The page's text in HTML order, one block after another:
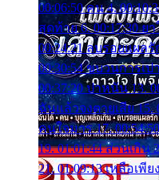
00:06:50 คน 4.
สุดท้าย 6. 00:17:30 ย
00:24:21 ลบรอยแผล
00:30:54 ขบวนการเป
00:37:20 ปาหนัน 13.
ฉันแล้วจงตายเสีย 15.
คนใจมาร 17.
19. 01:01:44 ส่วนเกิ
21. 01:09:13 เหลือเพีย